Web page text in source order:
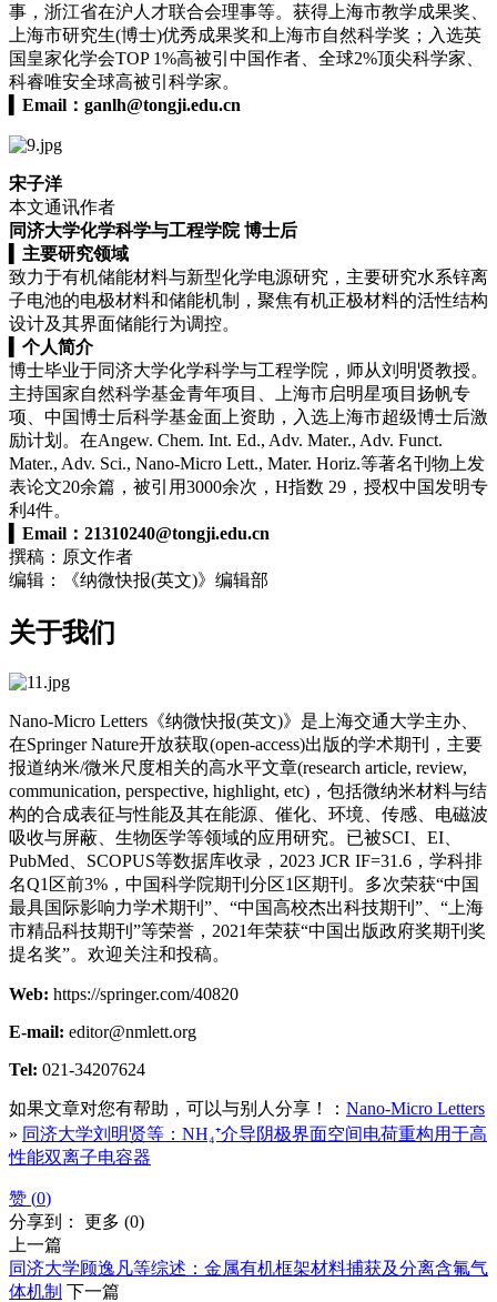
事，浙江省在沪人才联合会理事等。获得上海市教学成果奖、
上海市研究生(博士)优秀成果奖和上海市自然科学奖；入选英
国皇家化学会TOP 1%高被引中国作者、全球2%顶尖科学家、
科睿唯安全球高被引科学家。
Email： ganlh@tongji.edu.cn
宋子洋
本文通讯作者
同济大学化学科学与工程学院 博士后
主要研究领域
致力于有机储能材料与新型化学电源研究，主要研究水系锌离
子电池的电极材料和储能机制，聚焦有机正极材料的活性结构
设计及其界面储能行为调控。
个人简介
博士毕业于同济大学化学科学与工程学院，师从刘明贤教授。
主持国家自然科学基金青年项目、上海市启明星项目扬帆专
项、中国博士后科学基金面上资助，入选上海市超级博士后激
励计划。在Angew. Chem. Int. Ed., Adv. Mater., Adv. Funct.
Mater., Adv. Sci., Nano-Micro Lett., Mater. Horiz.等著名刊物上发
表论文20余篇，被引用3000余次，H指数 29，授权中国发明专
利4件。
Email： 21310240@tongji.edu.cn
撰稿：原文作者
编辑：《纳微快报(英文)》编辑部
关于我们
Nano-Micro Letters《纳微快报(英文)》是上海交通大学主办、
在Springer Nature开放获取(open-access)出版的学术期刊，主要
报道纳米/微米尺度相关的高水平文章(research article, review,
communication, perspective, highlight, etc)，包括微纳米材料与结
构的合成表征与性能及其在能源、催化、环境、传感、电磁波
吸收与屏蔽、生物医学等领域的应用研究。已被SCI、EI、
PubMed、SCOPUS等数据库收录，2023 JCR IF=31.6，学科排
名Q1区前3%，中国科学院期刊分区1区期刊。多次荣获“中国
最具国际影响力学术期刊”、“中国高校杰出科技期刊”、“上海
市精品科技期刊”等荣誉，2021年荣获“中国出版政府奖期刊奖
提名奖”。欢迎关注和投稿。
Web: https://springer.com/40820
E-mail: editor@nmlett.org
Tel: 021-34207624
如果文章对您有帮助，可以与别人分享！： Nano-Micro Letters
» 同济大学刘明贤等：NH₄⁺介导阴极界面空间电荷重构用于高
性能双离子电容器
赞 (0)
分享到： 更多 (0)
上一篇
同济大学顾逸凡等综述：金属有机框架材料捕获及分离含氟气
体机制 下一篇